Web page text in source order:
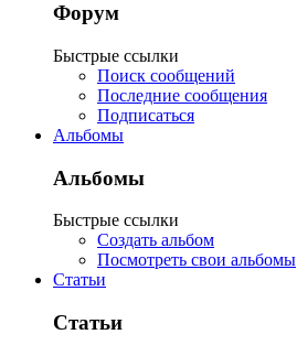
Форум
Быстрые ссылки
Поиск сообщений
Последние сообщения
Подписаться
Альбомы
Альбомы
Быстрые ссылки
Создать альбом
Посмотреть свои альбомы
Статьи
Статьи